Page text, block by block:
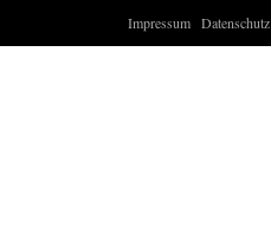
Impressum Datenschutz